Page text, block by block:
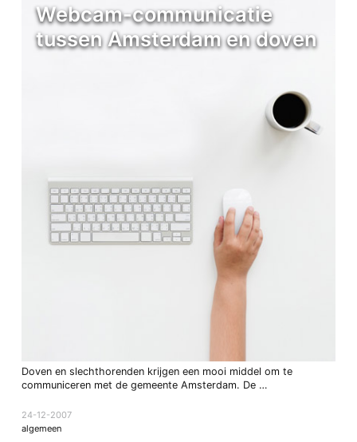
Webcam-communicatie
tussen Amsterdam en doven
Doven en slechthorenden krijgen een mooi middel om te
communiceren met de gemeente Amsterdam. De …
24-12-2007
algemeen